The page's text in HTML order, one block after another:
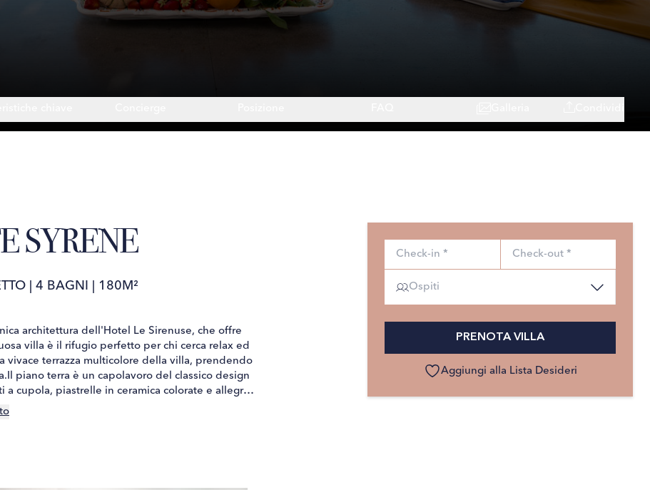
SYRENE
| 4 BAGNI 180M²
architettura dell'Hotel Le Sirenuse, che offre
villa è il rifugio perfetto per chi cerca relax ed
vivace terrazza multicolore della villa, prendendo
piano terra è un capolavoro del classico design
cupola, piastrelle in ceramica colorate e allegre
terrazza, creando un flusso interno-esterno
PRENOTA VILLA
Aggiungi alla Lista Desideri